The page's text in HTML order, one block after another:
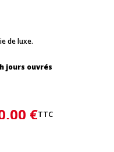
de luxe.
jours ouvrés
€TTC